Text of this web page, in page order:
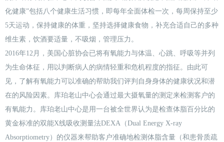
化健康”包括八个健康生活习惯，即每年全面体检一次，每周保持至少
5天运动，保持健康的体重，坚持选择健康食物，补充合适自己的多种
维生素，饮酒要适量，不吸烟，管理压力。
2016年12月，美国心脏协会已将有氧能力与体温、心跳、呼吸等并列
为生命体征，用以判断病人的病情轻重和危机程度的指征。由此可
见，了解有氧能力可以准确的帮助我们评判自身身体的健康状况和潜
在的风险因素。库珀老山中心会通过最大摄氧量的测定来检测客户的
有氧能力。库珀老山中心是用一台被全世界认为是检查体脂百分比的
黄金标准的双能X线吸收测量法DEXA（Dual Energy X-ray
Absorptiometry）的仪器来帮助客户准确地检测体脂含量（和患骨质疏